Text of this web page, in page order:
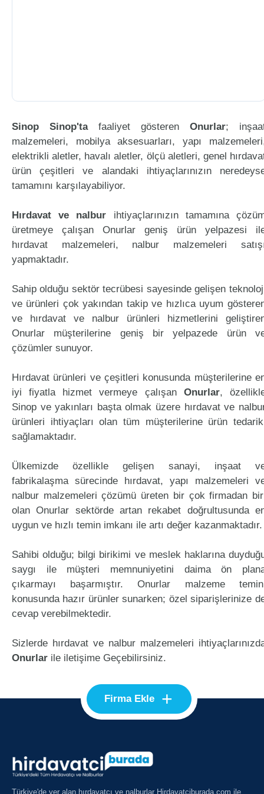
Sinop Sinop'tafaaliyet gösteren Onurlar;
malzemeleri, mobilya aksesuarları, yapı
elektrikli aletler, havalı aletler, ölçü aletleri, genel
ürün çeşitleri ve alandaki ihtiyaçlarınızın
tamamını karşılayabiliyor.
Hırdavat ve nalbur ihtiyaçlarınızın tamamına
üretmeye çalışan Onurlar geniş ürün yelpazesi
hırdavat malzemeleri, nalbur malzemeleri
yapmaktadır.
Sahip olduğu sektör tecrübesi sayesinde gelişen
ve ürünleri çok yakından takip ve hızlıca uyum
ve hırdavat ve nalbur ürünleri hizmetlerini
Onurlar müşterilerine geniş bir yelpazede ürün
çözümler sunuyor.
Hırdavat ürünleri ve çeşitleri konusunda müşterilerine
iyi fiyatla hizmet vermeye çalışan Onurlar,
Sinop ve yakınları başta olmak üzere hırdavat ve
ürünleri ihtiyaçları olan tüm müşterilerine ürün
sağlamaktadır.
Ülkemizde özellikle gelişen sanayi, inşaat
fabrikalaşma sürecinde hırdavat, yapı malzemeleri
nalbur malzemeleri çözümü üreten bir çok firmadan
olan Onurlar sektörde artan rekabet doğrultusunda
uygun ve hızlı temin imkanı ile artı değer kazanmaktadır.
Sahibi olduğu; bilgi birikimi ve meslek haklarına
saygı ile müşteri memnuniyetini daima ön
çıkarmayı başarmıştır. Onurlar malzeme
konusunda hazır ürünler sunarken; özel siparişlerinize
cevap verebilmektedir.
Sizlerde hırdavat ve nalbur malzemeleri
Onurlar ile iletişime Geçebilirsiniz.
Firma Ekle +
Türkiye'de yer alan hırdavatçı ve nalburlar Hirdavatciburada.com ile